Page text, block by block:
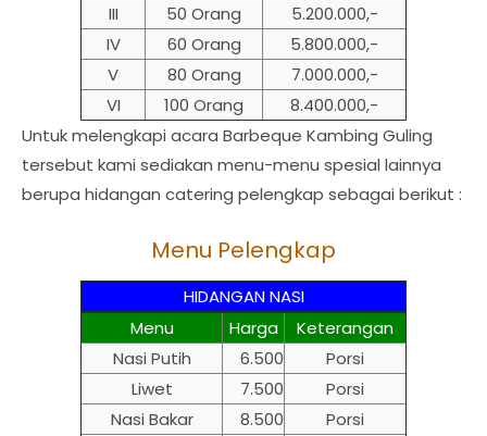
III
50 Orang
5.200.000,-
IV
60 Orang
5.800.000,-
V
80 Orang
7.000.000,-
VI
100 Orang
8.400.000,-
Untuk melengkapi acara Barbeque Kambing Guling
tersebut kami sediakan menu-menu spesial lainnya
berupa hidangan catering pelengkap sebagai berikut :
Menu Pelengkap
HIDANGAN NASI
Menu
Harga
Keterangan
Nasi Putih
6.500
Porsi
Liwet
7.500
Porsi
Nasi Bakar
8.500
Porsi